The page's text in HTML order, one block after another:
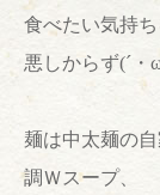
食べたい気持
悪しからず(´・
麺は中太麺の
調Ｗスープ、